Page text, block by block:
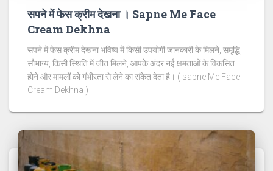
सपने में फेस क्रीम देखना । Sapne Me Face
Cream Dekhna
सपने में फेस क्रीम देखना भविष्य में किसी उपयोगी जानकारी के मिलने, समृद्धि,
सौभाग्य, किसी स्थिति में जीत मिलने, आपके अंदर नई क्षमताओं के विकसित
होने और मामलों को गंभीरता से लेने का संकेत देता है। ( sapne Me Face
Cream Dekhna )